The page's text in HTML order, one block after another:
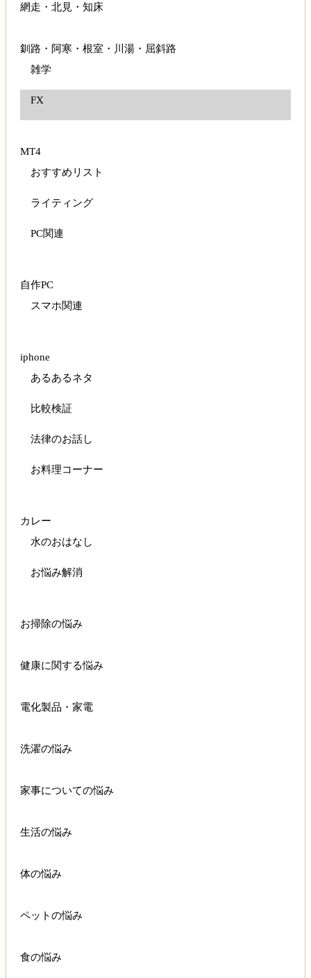
網走・北見・知床
釧路・阿寒・根室・川湯・屈斜路
雑学
FX
MT4
おすすめリスト
ライティング
PC関連
自作PC
スマホ関連
iphone
あるあるネタ
比較検証
法律のお話し
お料理コーナー
カレー
水のおはなし
お悩み解消
お掃除の悩み
健康に関する悩み
電化製品・家電
洗濯の悩み
家事についての悩み
生活の悩み
体の悩み
ペットの悩み
食の悩み